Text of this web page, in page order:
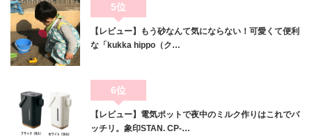
5位
【レビュー】もう砂なんて気にならない！可愛くて便利
な「kukka hippo（ク…
6位
【レビュー】電気ポットで夜中のミルク作りはこれでバ
ッチリ。象印STAN. CP-…